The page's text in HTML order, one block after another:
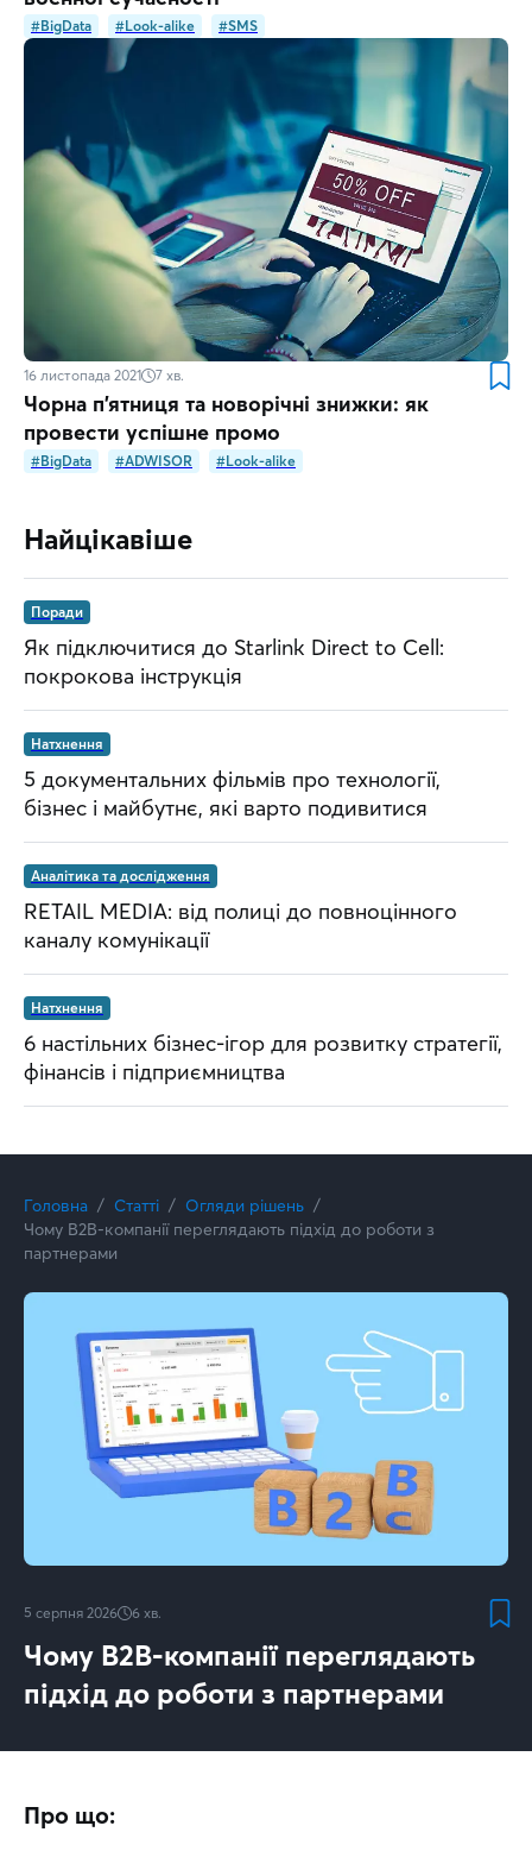
#BigData #Look-alike #SMS
16 листопада 2021 7 хв.
Чорна п'ятниця та новорічні знижки: як
провести успішне промо
#BigData #ADWISOR #Look-alike
Найцікавіше
Поради
Як підключитися до Starlink Direct to Cell:
покрокова інструкція
Натхнення
5 документальних фільмів про технології,
бізнес і майбутнє, які варто подивитися
Аналітика та дослідження
RETAIL MEDIA: від полиці до повноцінного
каналу комунікації
Натхнення
6 настільних бізнес-ігор для розвитку стратегії,
фінансів і підприємництва
Головна Статті
Огляди рішень
Чому B2B-компанії переглядають підхід до роботи з
партнерами
5 серпня 2026 6 хв.
Чому B2B-компанії переглядають
підхід до роботи з партнерами
Про що: